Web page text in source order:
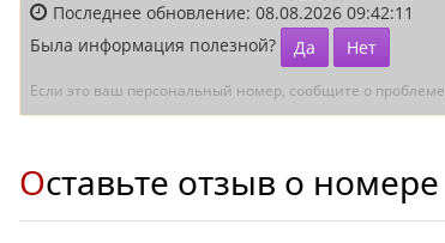
Последнее обновление: 08.08.2026 09:42:11
Была информация полезной?
Да Нет
Если это ваш персональный номер, сообщите о проблеме
Оставьте отзыв о номере